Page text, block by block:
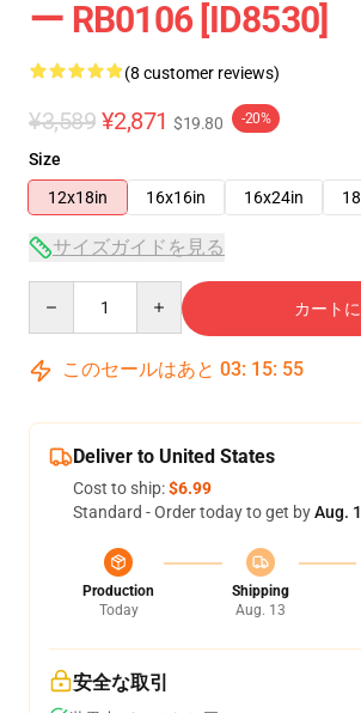
ー RB0106 [ID8530]
(8 customer reviews)
¥3,589 ¥2,871 $19.80 -20%
Size
12x18in
16x16in 16x24in
サイズガイドを見る
カート
このセールはあと 03: 15: 54
Deliver to United States
Cost to ship:$6.99
Standard - Order today to get byAug.
Production
Today
Shipping
Aug. 13
安全な取引